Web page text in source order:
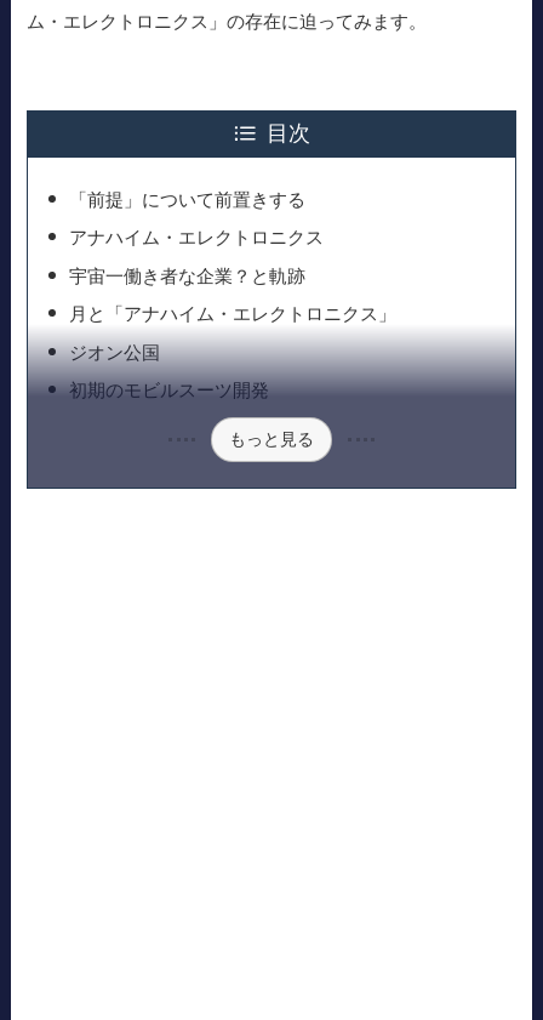
ム・エレクトロニクス」の存在に迫ってみます。
目次
「前提」について前置きする
アナハイム・エレクトロニクス
宇宙一働き者な企業？と軌跡
月と「アナハイム・エレクトロニクス」
ジオン公国
初期のモビルスーツ開発
もっと見る